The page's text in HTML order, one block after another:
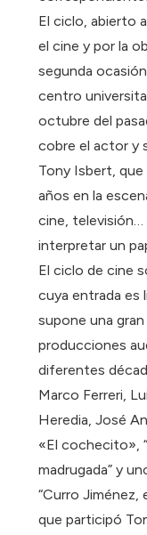
El ciclo, abierto
el cine y por la
segunda
centro
octubre del
cobre el actor y
Tony Isbert,
años en la
cine, televisión…
interpretar un
El ciclo de cine
cuya entrada es
supone una
producciones
diferentes
Marco Ferreri,
Heredia, José
«El cochecito»,
madrugada” y
“Curro Jiménez,
que participó